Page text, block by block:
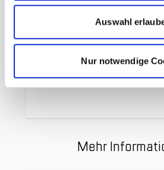
Auswahl
Nur notwendige
Netzsystem
Ergonomisch optimierte
Passform
Flache Zehennaht
+ Elasthan + 2% Polyamid
Mehr